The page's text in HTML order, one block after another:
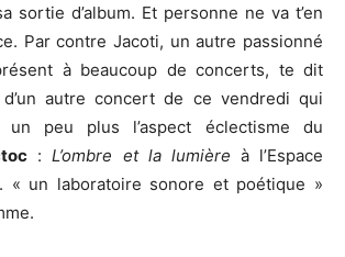
sortie d’album. Et personne ne va t’en
Par contre Jacoti, un autre passionné
à beaucoup de concerts, te dit
autre concert de ce vendredi qui
un peu plus l’aspect éclectisme du
:L’ombre et la lumière à l’Espace
« un laboratoire sonore et poétique »